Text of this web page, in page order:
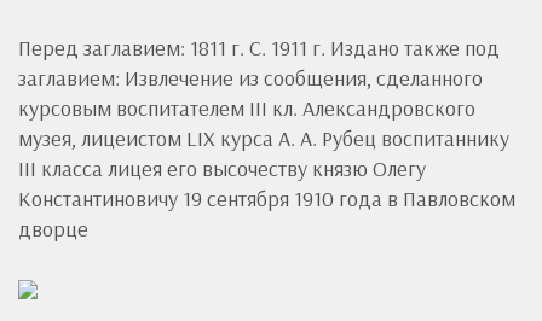
Перед заглавием: 1811 г. С. 1911 г. Издано также под
заглавием: Извлечение из сообщения, сделанного
курсовым воспитателем III кл. Александровского
музея, лицеистом LIX курса А. А. Рубец воспитаннику
III класса лицея его высочеству князю Олегу
Константиновичу 19 сентября 1910 года в Павловском
дворце